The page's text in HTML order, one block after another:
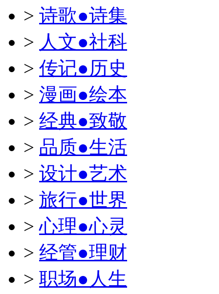
> 诗歌●诗集
> 人文●社科
> 传记●历史
> 漫画●绘本
> 经典●致敬
> 品质●生活
> 设计●艺术
> 旅行●世界
>心理●心灵
> 经管●理财
> 职场●人生